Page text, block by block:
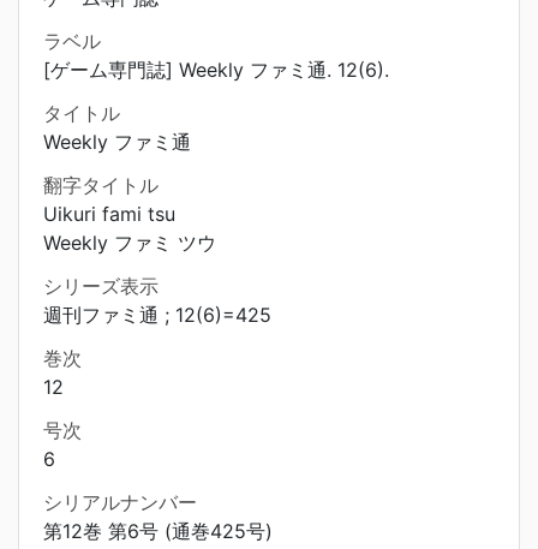
ラベル
[ゲーム専門誌] Weekly ファミ通. 12(6).
タイトル
Weekly ファミ通
翻字タイトル
Uikuri fami tsu
Weekly ファミ ツウ
シリーズ表示
週刊ファミ通 ; 12(6)=425
巻次
12
号次
6
シリアルナンバー
第12巻 第6号 (通巻425号)